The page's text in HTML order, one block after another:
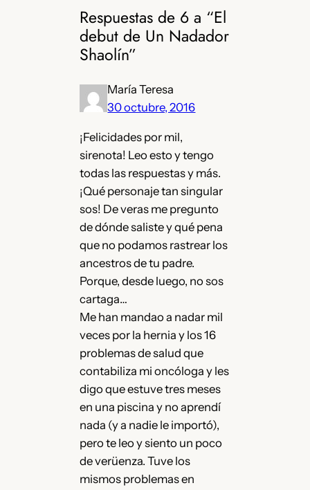
Respuestas de 6 a “El
debut de Un Nadador
Shaolín”
María Teresa
30 octubre, 2016
¡Felicidades por mil,
sirenota! Leo esto y tengo
todas las respuestas y más.
¡Qué personaje tan singular
sos! De veras me pregunto
de dónde saliste y qué pena
que no podamos rastrear los
ancestros de tu padre.
Porque, desde luego, no sos
cartaga…
Me han mandao a nadar mil
veces por la hernia y los 16
problemas de salud que
contabiliza mi oncóloga y les
digo que estuve tres meses
en una piscina y no aprendí
nada (y a nadie le importó),
pero te leo y siento un poco
de verüenza. Tuve los
mismos problemas en